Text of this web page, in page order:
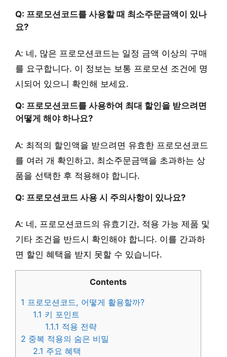
Q: 프로모션코드를 사용할 때 최소주문금액이 있나
요?
A: 네, 많은 프로모션코드는 일정 금액 이상의 구매
를 요구합니다. 이 정보는 보통 프로모션 조건에 명
시되어 있으니 확인해 보세요.
Q: 프로모션코드를 사용하여 최대 할인을 받으려면
어떻게 해야 하나요?
A: 최적의 할인액을 받으려면 유효한 프로모션코드
를 여러 개 확인하고, 최소주문금액을 초과하는 상
품을 선택한 후 적용해야 합니다.
Q: 프로모션코드 사용 시 주의사항이 있나요?
A: 네, 프로모션코드의 유효기간, 적용 가능 제품 및
기타 조건을 반드시 확인해야 합니다. 이를 간과하
면 할인 혜택을 받지 못할 수 있습니다.
Contents
1 프로모션코드, 어떻게 활용할까?
1.1 키 포인트
1.1.1 적용 전략
2 중복 적용의 숨은 비밀
2.1 주요 혜택